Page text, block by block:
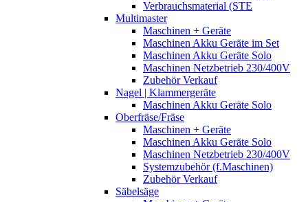
Verbrauchsmaterial (STE
Multimaster
Maschinen + Geräte
Maschinen Akku Geräte im Set
Maschinen Akku Geräte Solo
Maschinen Netzbetrieb 230/400V
Zubehör Verkauf
Nagel | Klammergeräte
Maschinen Akku Geräte Solo
Oberfräse/Fräse
Maschinen + Geräte
Maschinen Akku Geräte Solo
Maschinen Netzbetrieb 230/400V
Systemzubehör (f.Maschinen)
Zubehör Verkauf
Säbelsäge